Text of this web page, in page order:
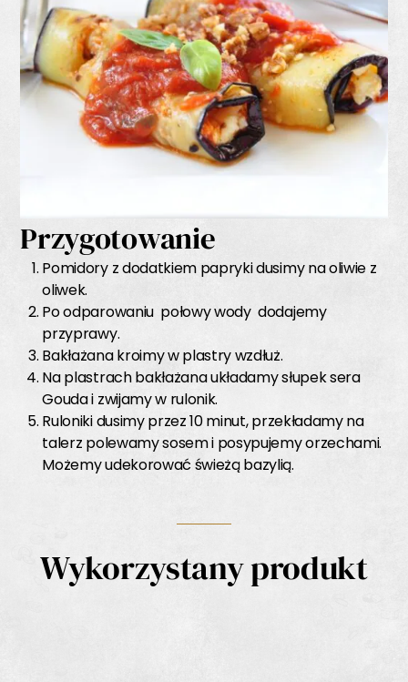
Przygotowanie
Pomidory z dodatkiem papryki dusimy na oliwie z
oliwek.
Po odparowaniu połowy wody dodajemy
przyprawy.
Bakłażana kroimy w plastry wzdłuż.
Na plastrach bakłażana układamy słupek sera
Gouda i zwijamy w rulonik.
Ruloniki dusimy przez 10 minut, przekładamy na
talerz polewamy sosem i posypujemy orzechami.
Możemy udekorować świeżą bazylią.
Wykorzystany produkt